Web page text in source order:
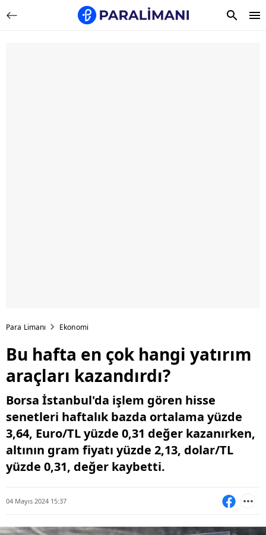
Para Limanı Ekonomi
Bu hafta en çok hangi yatırım
araçları kazandırdı?
Borsa İstanbul'da işlem gören hisse
senetleri haftalık bazda ortalama yüzde
3,64, Euro/TL yüzde 0,31 değer kazanırken,
altının gram fiyatı yüzde 2,13, dolar/TL
yüzde 0,31, değer kaybetti.
04 Mayıs 2024 15:37